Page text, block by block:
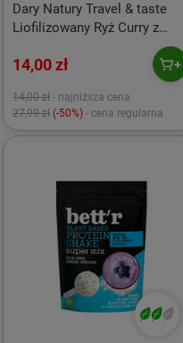
Dary Natury Travel & taste
Liofilizowany Ryż Curry z
warzywami i kurczakiem EKO
100g KRÓTKA DATA 2026-09-
14,00 zł
14,00 zł - najniższa cena
27,99 zł (-50%) - cena regularna